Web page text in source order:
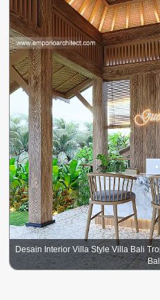
Desain Interior Villa Style Villa Bali